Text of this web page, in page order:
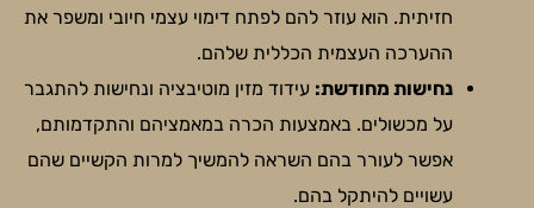
חזיתית. הוא עוזר להם לפתח דימוי עצמי חיובי ומשפר את
ההערכה העצמית הכללית שלהם.
נחישות מחודשת: עידוד מזין מוטיבציה ונחישות להתגבר
על מכשולים. באמצעות הכרה במאמציהם והתקדמותם,
אפשר לעורר בהם השראה להמשיך למרות הקשיים שהם
עשויים להיתקל בהם.